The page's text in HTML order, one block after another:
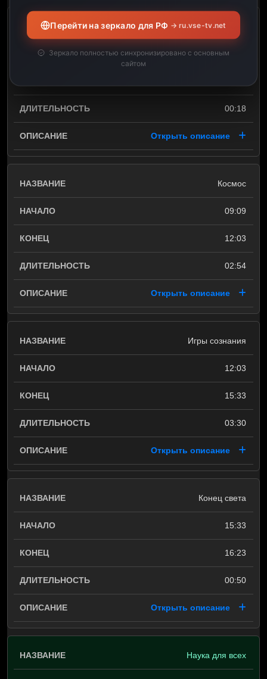
Вселенная
08:51
00:18
Открыть описание
Космос
09:09
12:03
02:54
Открыть описание
Игры сознания
12:03
15:33
03:30
Открыть описание
Конец света
15:33
16:23
00:50
Открыть описание
Наука для всех
Перейти на зеркало для РФ → ru.vse-tv.net
Зеркало полностью синхронизировано с основным
сайтом